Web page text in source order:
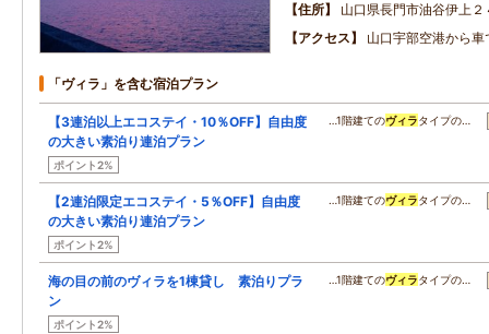
住所
山口県長門市油谷伊上２
アクセス
山口宇部空港から
「ヴィラ」を含む宿泊プラン
【3連泊以上エコステイ・10％OFF】自由度
の大きい素泊り連泊プラン
ポイント2%
…1階建てのヴィラタイプの…
【2連泊限定エコステイ・5％OFF】自由度
の大きい素泊り連泊プラン
ポイント2%
…1階建てのヴィラタイプの…
海の目の前のヴィラを1棟貸し 素泊りプラ
ン
ポイント2%
…1階建てのヴィラタイプの…